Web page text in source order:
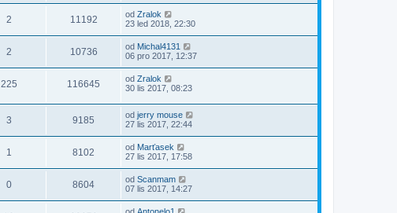
2 11192 od Zralok
23 led 2018, 22:30
2 10736 od Michal4131
06 pro 2017, 12:37
225 116645 od Zralok
30 lis 2017, 08:23
3 9185 od jerry mouse
27 lis 2017, 22:44
1 8102 od Marťasek
27 lis 2017, 17:58
0 8604 od Scanmam
07 lis 2017, 14:27